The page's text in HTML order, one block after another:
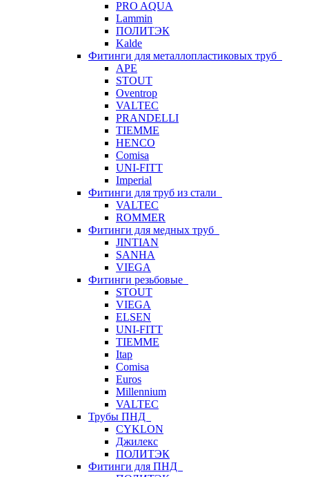
PRO AQUA
Lammin
ПОЛИТЭК
Kalde
Фитинги для металлопластиковых труб
APE
STOUT
Oventrop
VALTEC
PRANDELLI
TIEMME
HENCO
Comisa
UNI-FITT
Imperial
Фитинги для труб из стали
VALTEC
ROMMER
Фитинги для медных труб
JINTIAN
SANHA
VIEGA
Фитинги резьбовые
STOUT
VIEGA
ELSEN
UNI-FITT
TIEMME
Itap
Comisa
Euros
Millennium
VALTEC
Трубы ПНД
CYKLON
Джилекс
ПОЛИТЭК
Фитинги для ПНД